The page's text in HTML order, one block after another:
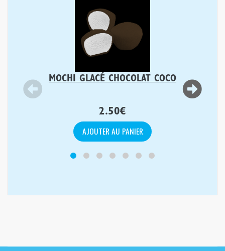
MOCHI GLACÉ CHOCOLAT COCO
2.50€
AJOUTER AU PANIER